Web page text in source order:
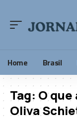
Home Brasil
Tag: O
Oliva